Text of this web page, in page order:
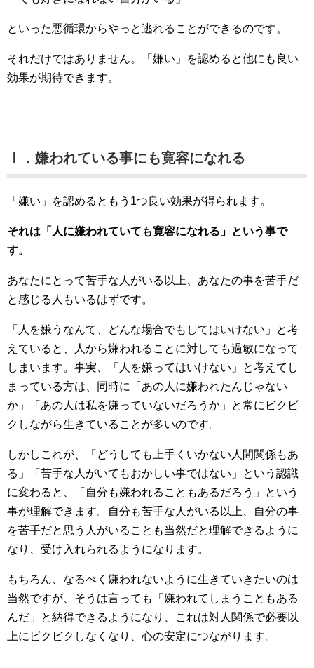
といった悪循環からやっと逃れることができるのです。
それだけではありません。「嫌い」を認めると他にも良い
効果が期待できます。
Ⅰ．嫌われている事にも寛容になれる
「嫌い」を認めるともう1つ良い効果が得られます。
それは「人に嫌われていても寛容になれる」という事で
す。
あなたにとって苦手な人がいる以上、あなたの事を苦手だ
と感じる人もいるはずです。
「人を嫌うなんて、どんな場合でもしてはいけない」と考
えていると、人から嫌われることに対しても過敏になって
しまいます。事実、「人を嫌ってはいけない」と考えてし
まっている方は、同時に「あの人に嫌われたんじゃない
か」「あの人は私を嫌っていないだろうか」と常にビクビ
クしながら生きていることが多いのです。
しかしこれが、「どうしても上手くいかない人間関係もあ
る」「苦手な人がいてもおかしい事ではない」という認識
に変わると、「自分も嫌われることもあるだろう」という
事が理解できます。自分も苦手な人がいる以上、自分の事
を苦手だと思う人がいることも当然だと理解できるように
なり、受け入れられるようになります。
もちろん、なるべく嫌われないように生きていきたいのは
当然ですが、そうは言っても「嫌われてしまうこともある
んだ」と納得できるようになり、これは対人関係で必要以
上にビクビクしなくなり、心の安定につながります。